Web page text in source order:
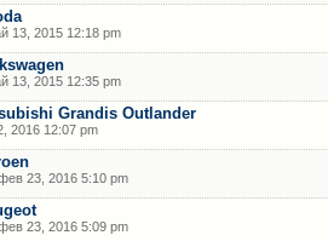
13, 2015 12:18 pm
13, 2015 12:35 pm
Grandis Outlander
2016 12:07 pm
23, 2016 5:10 pm
23, 2016 5:09 pm